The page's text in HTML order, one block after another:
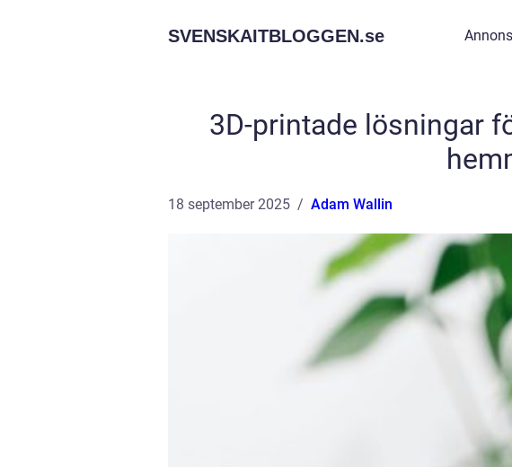
SVENSKAITBLOGGEN.se
3D-printade lösningar
18 september 2025 Adam Wallin